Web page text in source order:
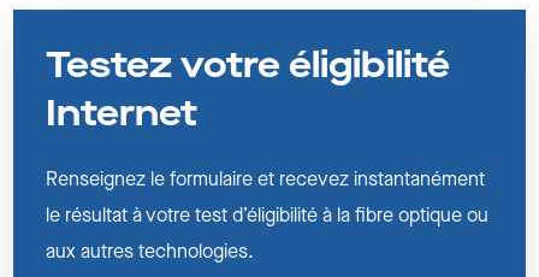
Testez votre éligibilité
Internet
Renseignez le formulaire et recevez instantanément
le résultat à votre test d’éligibilité à la fibre optique ou
aux autres technologies.